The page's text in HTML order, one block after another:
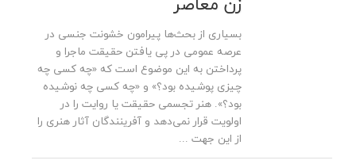
زن معاصر
بسیاری از بحث‌ها پیرامون خشونت‌ جنسی در
عرصه‌ عمومی در پی یافتن حقیقت ماجرا و
پرداختن به این موضوع است که «چه کسی چه
چیزی پوشیده بود؟» و «چه کسی چه نوشیده
بود؟». هنر تجسمی حقیقت یا روایت را در
اولویت قرار نمی‌دهد و آفرینندگان آثار هنری را
از این جهت ...